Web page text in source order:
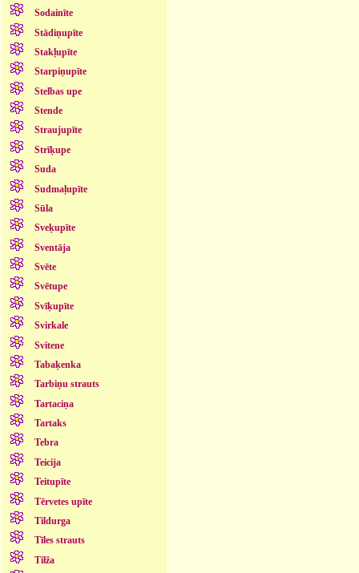
Sodainīte
Stādiņupīte
Stakļupīte
Starpiņupīte
Stelbas upe
Stende
Straujupīte
Strīķupe
Suda
Sudmaļupīte
Sūla
Sveķupīte
Sventāja
Svēte
Svētupe
Svīķupīte
Svirkale
Svitene
Tabaķenka
Tarbiņu strauts
Tartaciņa
Tartaks
Tebra
Teicija
Teitupīte
Tērvetes upīte
Tildurga
Tīles strauts
Tilža